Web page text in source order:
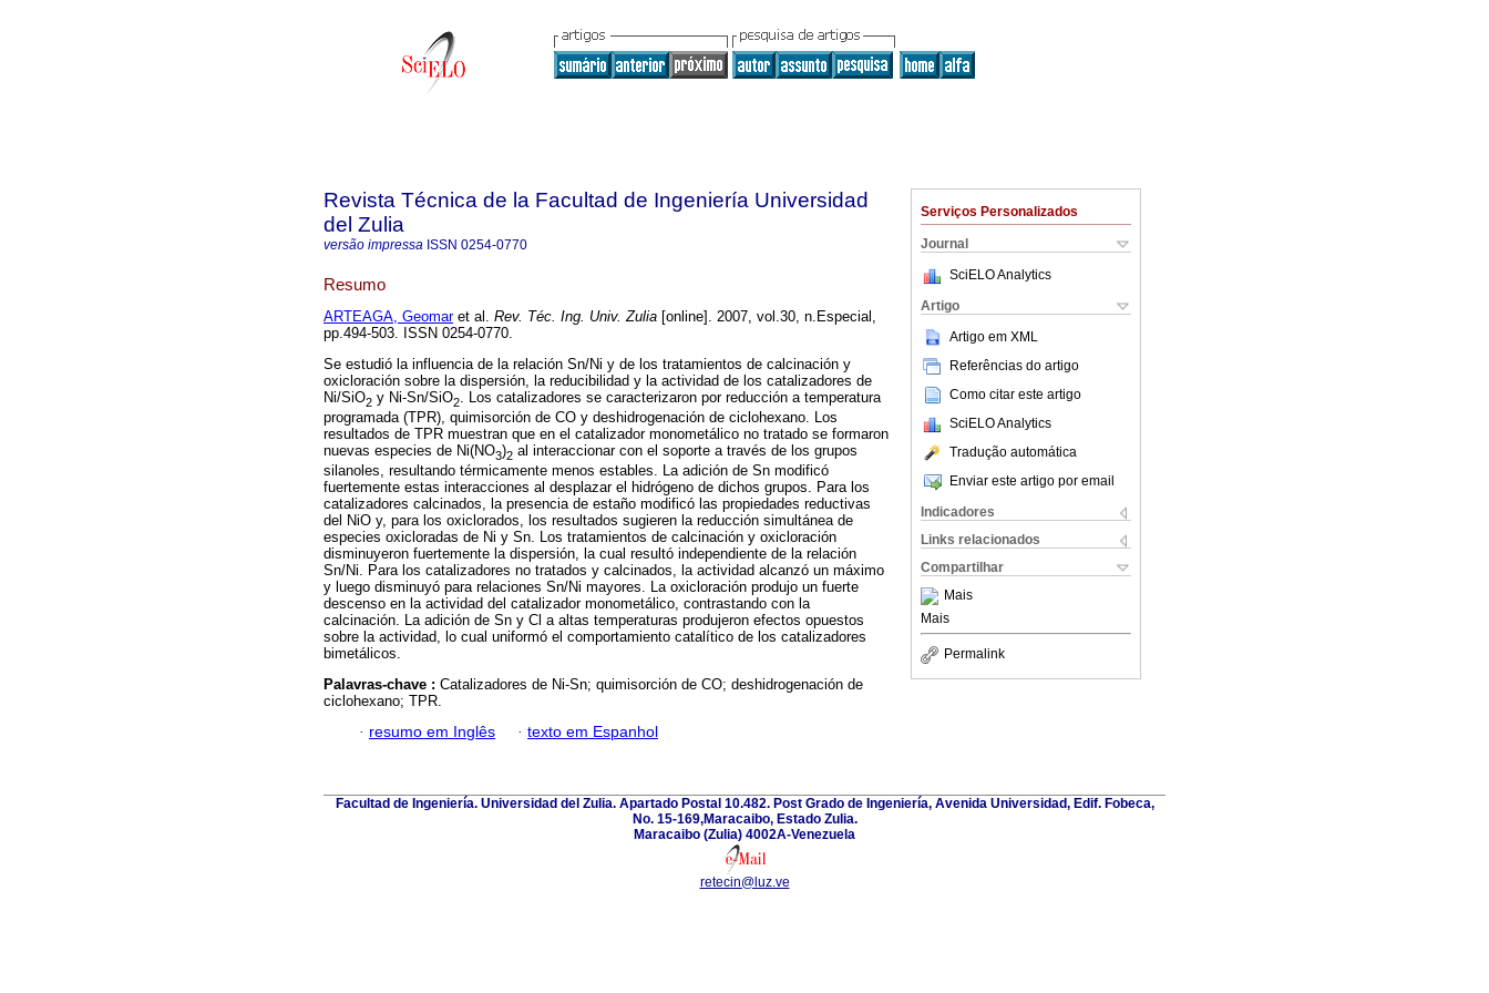
Serviços Personalizados
Journal
SciELO Analytics
Artigo
Artigo em XML
Referências do artigo
Como citar este artigo
SciELO Analytics
Tradução automática
Enviar este artigo por email
Indicadores
Links relacionados
Compartilhar
Mais
Mais
Permalink
Revista Técnica de la Facultad de Ingeniería Universidad
del Zulia
versão impressa ISSN 0254-0770
Resumo
ARTEAGA, Geomaret al. Rev. Téc. Ing. Univ. Zulia [online]. 2007, vol.30, n.Especial,
pp.494-503. ISSN 0254-0770.
Se estudió la influencia de la relación Sn/Ni y de los tratamientos de calcinación y
oxicloración sobre la dispersión, la reducibilidad y la actividad de los catalizadores de
Ni/SiO2 y Ni-Sn/SiO2. Los catalizadores se caracterizaron por reducción a temperatura
programada (TPR), quimisorción de CO y deshidrogenación de ciclohexano. Los
resultados de TPR muestran que en el catalizador monometálico no tratado se formaron
nuevas especies de Ni(NO3)2 al interaccionar con el soporte a través de los grupos
silanoles, resultando térmicamente menos estables. La adición de Sn modificó
fuertemente estas interacciones al desplazar el hidrógeno de dichos grupos. Para los
catalizadores calcinados, la presencia de estaño modificó las propiedades reductivas
del NiO y, para los oxiclorados, los resultados sugieren la reducción simultánea de
especies oxicloradas de Ni y Sn. Los tratamientos de calcinación y oxicloración
disminuyeron fuertemente la dispersión, la cual resultó independiente de la relación
Sn/Ni. Para los catalizadores no tratados y calcinados, la actividad alcanzó un máximo
y luego disminuyó para relaciones Sn/Ni mayores. La oxicloración produjo un fuerte
descenso en la actividad del catalizador monometálico, contrastando con la
calcinación. La adición de Sn y Cl a altas temperaturas produjeron efectos opuestos
sobre la actividad, lo cual uniformó el comportamiento catalítico de los catalizadores
bimetálicos.
Palavras-chave : Catalizadores de Ni-Sn; quimisorción de CO; deshidrogenación de
ciclohexano; TPR.
· resumo em Inglês · texto em Espanhol
Facultad de Ingeniería. Universidad del Zulia. Apartado Postal 10.482. Post Grado de Ingeniería, Avenida Universidad, Edif. Fobeca,
No. 15-169,Maracaibo, Estado Zulia.
Maracaibo (Zulia) 4002A-Venezuela
retecin@luz.ve